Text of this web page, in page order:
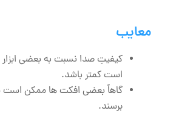
معایب
کیفیتِ صدا نسبت به بعضی
است کمتر باشد.
گاهاً بعضی افکت ‌ها ممکن است
برسند.